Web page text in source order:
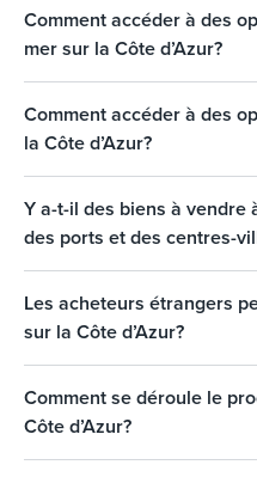
Comment accéder à des
mer sur la Côte d’Azur?
Comment accéder à des
la Côte d’Azur?
Y a-t-il des biens à vendre
des ports et des centres-
Les acheteurs étrangers
sur la Côte d’Azur?
Comment se déroule le
Côte d’Azur?